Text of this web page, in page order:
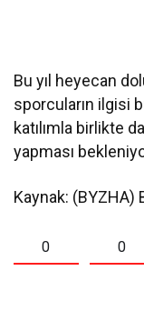
Bu yıl heyecan
sporcuların ilgisi
katılımla birlikte
yapması
Kaynak: (BYZHA)
0 0